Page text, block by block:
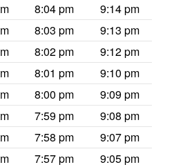
8:04 pm
9:14 pm
8:03 pm
9:13 pm
8:02 pm
9:12 pm
8:01 pm
9:10 pm
8:00 pm
9:09 pm
7:59 pm
9:08 pm
7:58 pm
9:07 pm
7:57 pm
9:05 pm